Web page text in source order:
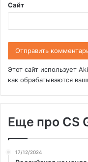
Сайт
Этот сайт использует
как обрабатываются
Еще про CS
17/12/2024